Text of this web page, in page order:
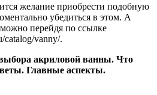
желание приобрести подобную
убедиться в этом. А
перейдя по ссылке
catalog/vanny/.
акриловой ванны. Что
Главные аспекты.